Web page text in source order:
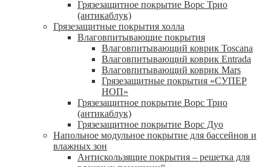
Грязезащитное покрытие Ворс Трио
(антикаблук)
Грязезащитные покрытия холла
Влаговпитывающие покрытия
Влаговпитывающий коврик Toscana
Влаговпитывающий коврик Entrada
Влаговпитывающий коврик Mars
Грязезащитные покрытия «СУПЕР
НОП»
Грязезащитное покрытие Ворс Трио
(антикаблук)
Грязезащитное покрытие Ворс Дуо
Напольное модульное покрытие для бассейнов и
влажных зон
Антискользящие покрытия – решетка для